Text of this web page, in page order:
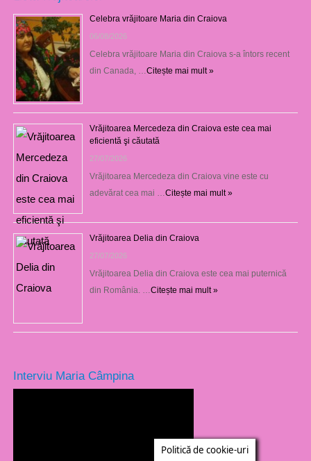
Celebra vrăjitoare Maria din Craiova
06/08/2026
Celebra vrăjitoare Maria din Craiova s-a întors recent
din Canada, … Citește mai mult »
Vrăjitoarea Mercedeza din Craiova este cea mai
eficientă şi căutată
27/07/2026
Vrăjitoarea Mercedeza din Craiova vine este cu
adevărat cea mai … Citește mai mult »
Vrăjitoarea Delia din Craiova
27/07/2026
Vrăjitoarea Delia din Craiova este cea mai puternică
din România. … Citește mai mult »
Interviu Maria Câmpina
Politică de cookie-uri